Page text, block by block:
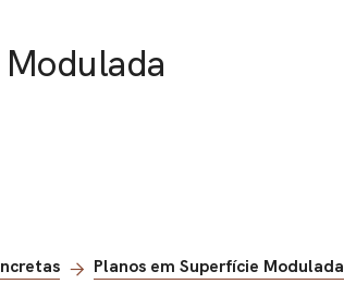
Planos em Superfície Modulada